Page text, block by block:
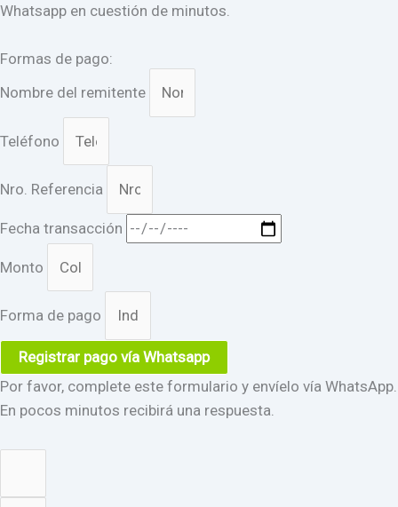
Whatsapp en cuestión de minutos.
Formas de pago:
Nombre del remitente
Teléfono
Nro. Referencia
Fecha transacción
Monto
Forma de pago
Registrar pago vía Whatsapp
Por favor, complete este formulario y envíelo vía WhatsApp.
En pocos minutos recibirá una respuesta.